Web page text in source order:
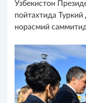
Ўзбекистон
пойтахтида
норасмий